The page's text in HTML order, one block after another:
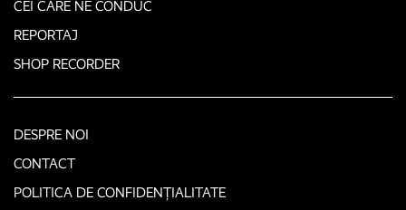
CEI CARE NE CONDUC
REPORTAJ
SHOP RECORDER
DESPRE NOI
CONTACT
POLITICA DE CONFIDENȚIALITATE